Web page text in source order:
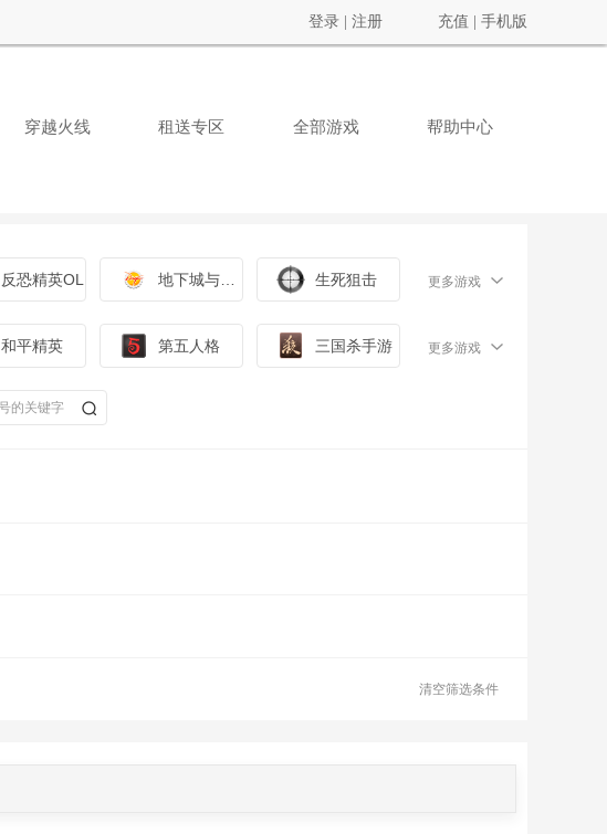
登录 注册 充值 手机版
穿越火线 租送专区 全部游戏 帮助中心
反恐精英OL 生死狙击 更多游戏
和平精英 第五人格 三国杀手游 更多游戏
清空筛选条件